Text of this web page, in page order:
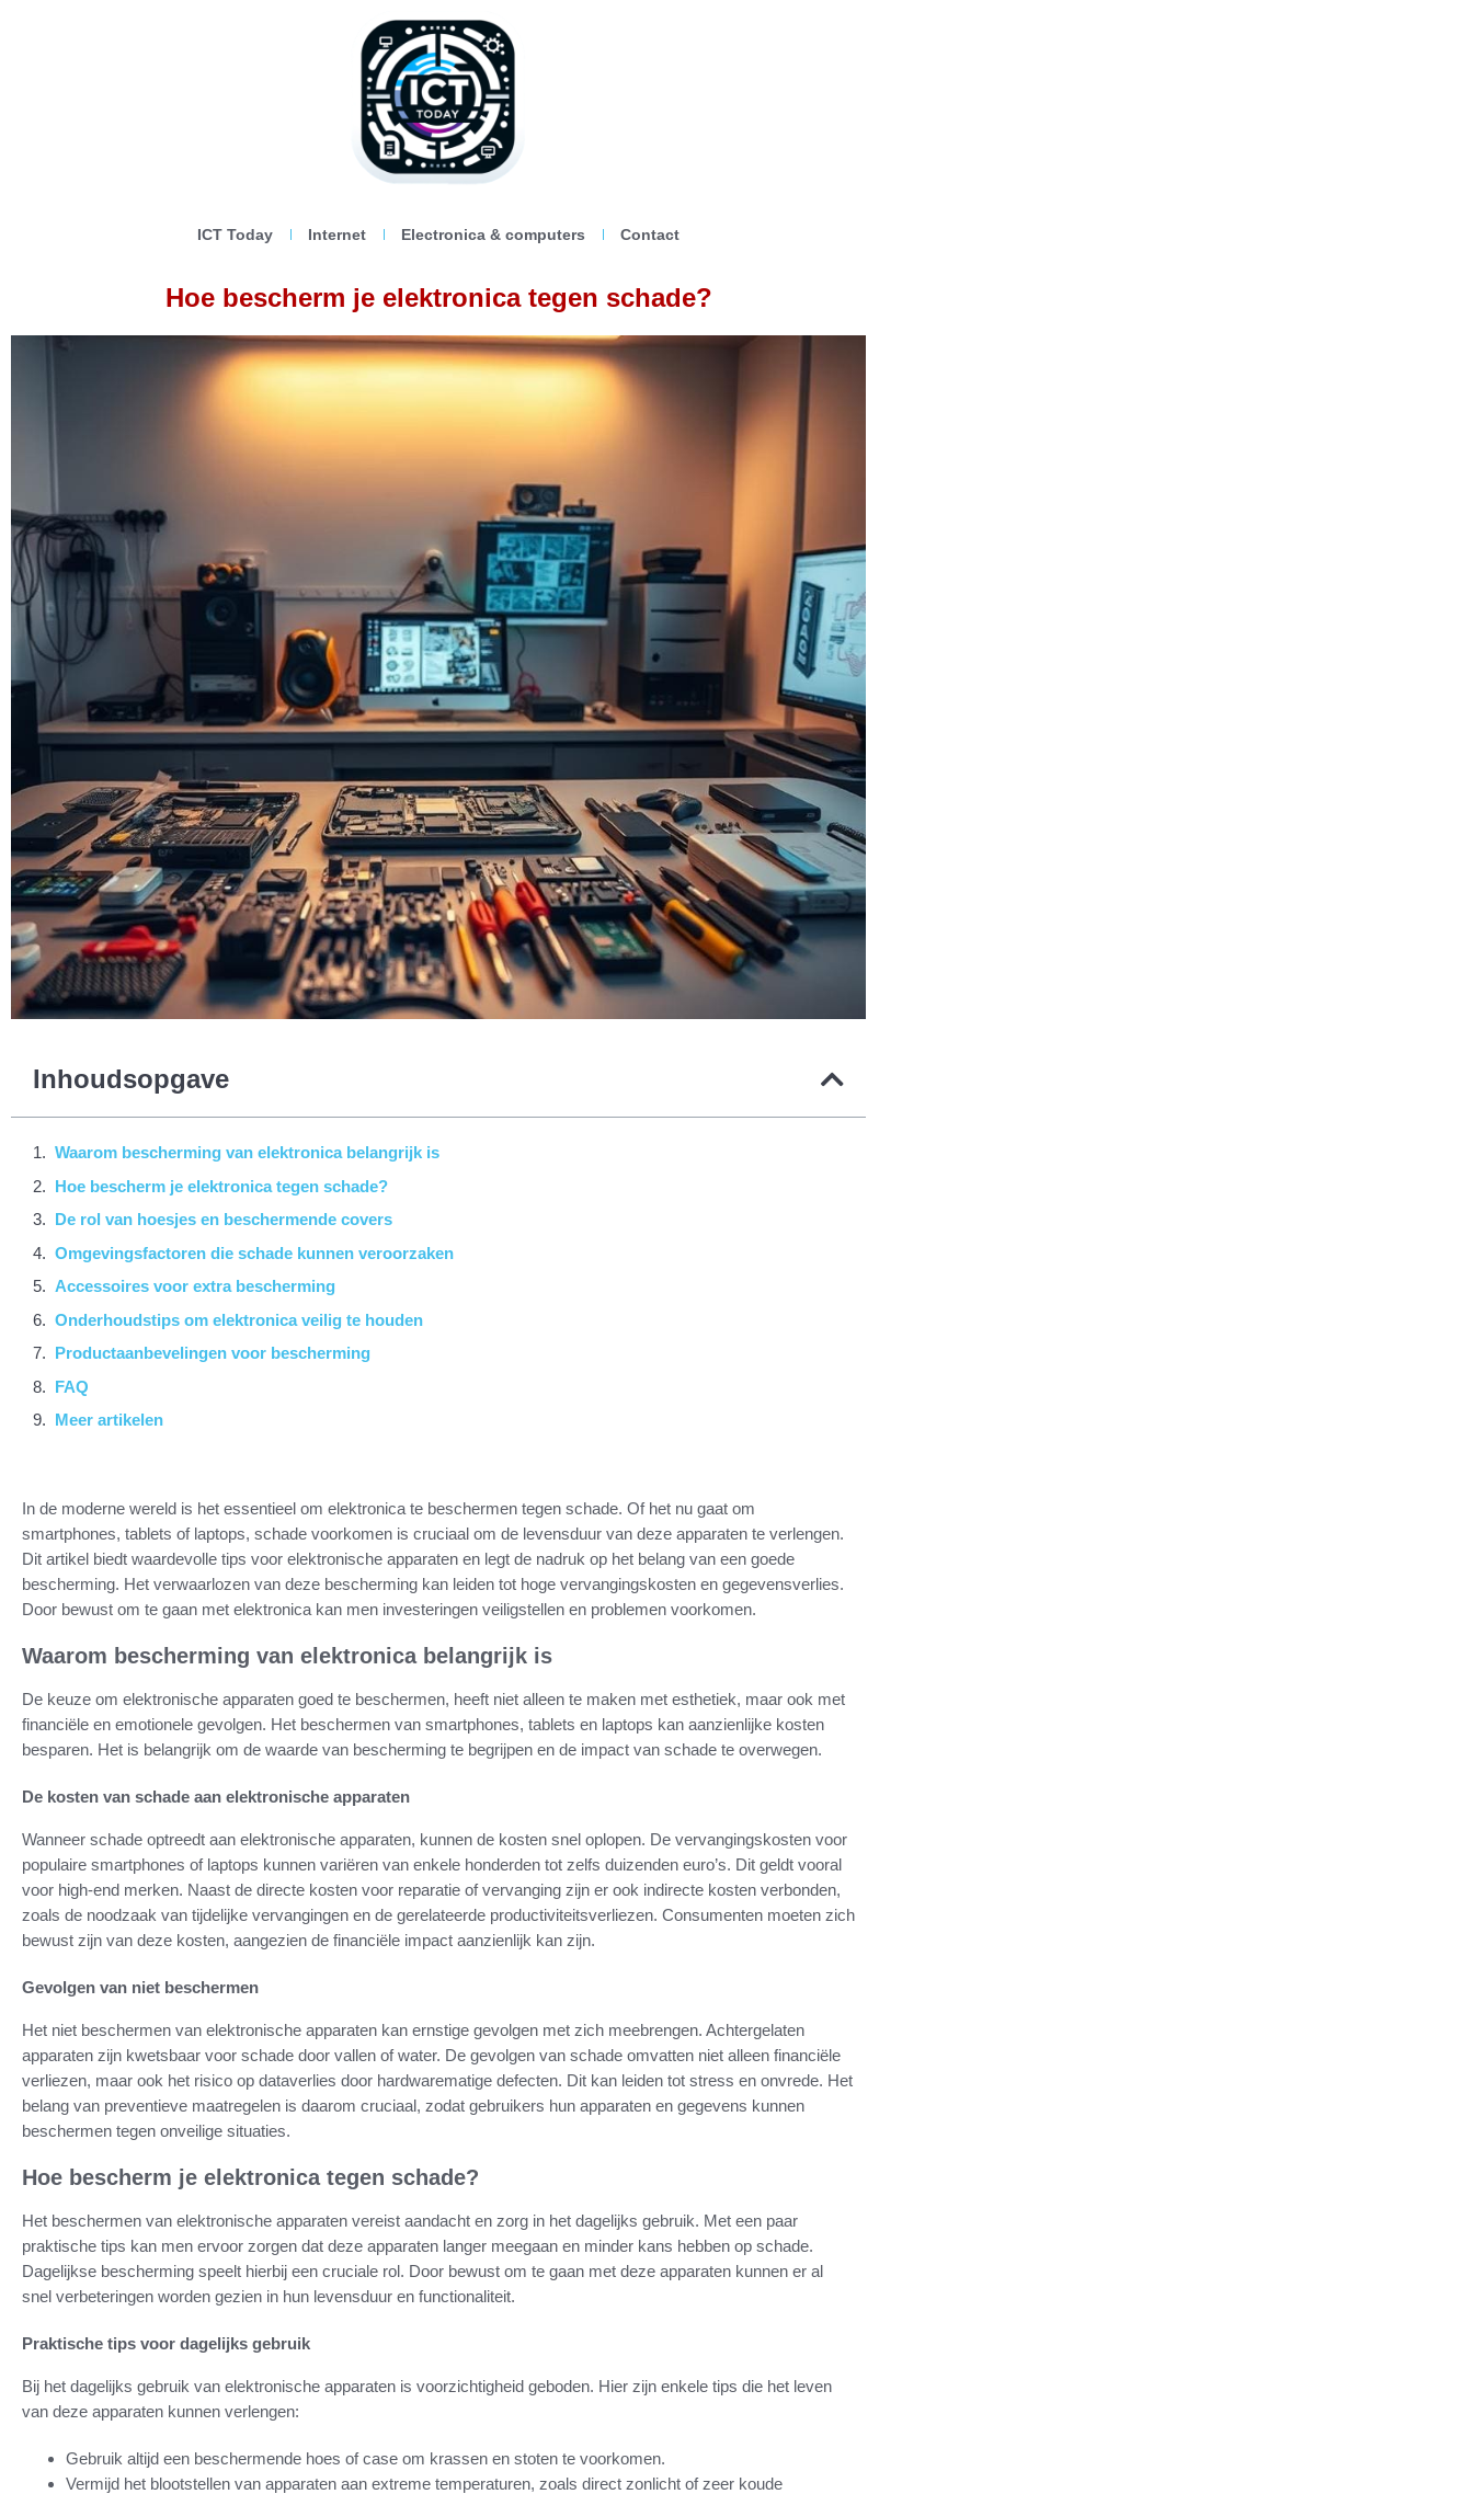
ICT Today Internet Electronica & computers Contact
Hoe bescherm je elektronica tegen schade?
Inhoudsopgave
Waarom bescherming van elektronica belangrijk is
Hoe bescherm je elektronica tegen schade?
De rol van hoesjes en beschermende covers
Omgevingsfactoren die schade kunnen veroorzaken
Accessoires voor extra bescherming
Onderhoudstips om elektronica veilig te houden
Productaanbevelingen voor bescherming
FAQ
Meer artikelen
In de moderne wereld is het essentieel om elektronica te beschermen tegen schade. Of het nu gaat om
smartphones, tablets of laptops, schade voorkomen is cruciaal om de levensduur van deze apparaten te verlengen.
Dit artikel biedt waardevolle tips voor elektronische apparaten en legt de nadruk op het belang van een goede
bescherming. Het verwaarlozen van deze bescherming kan leiden tot hoge vervangingskosten en gegevensverlies.
Door bewust om te gaan met elektronica kan men investeringen veiligstellen en problemen voorkomen.
Waarom bescherming van elektronica belangrijk is
De keuze om elektronische apparaten goed te beschermen, heeft niet alleen te maken met esthetiek, maar ook met
financiële en emotionele gevolgen. Het beschermen van smartphones, tablets en laptops kan aanzienlijke kosten
besparen. Het is belangrijk om de waarde van bescherming te begrijpen en de impact van schade te overwegen.
De kosten van schade aan elektronische apparaten
Wanneer schade optreedt aan elektronische apparaten, kunnen de kosten snel oplopen. De vervangingskosten voor
populaire smartphones of laptops kunnen variëren van enkele honderden tot zelfs duizenden euro’s. Dit geldt vooral
voor high-end merken. Naast de directe kosten voor reparatie of vervanging zijn er ook indirecte kosten verbonden,
zoals de noodzaak van tijdelijke vervangingen en de gerelateerde productiviteitsverliezen. Consumenten moeten zich
bewust zijn van deze kosten, aangezien de financiële impact aanzienlijk kan zijn.
Gevolgen van niet beschermen
Het niet beschermen van elektronische apparaten kan ernstige gevolgen met zich meebrengen. Achtergelaten
apparaten zijn kwetsbaar voor schade door vallen of water. De gevolgen van schade omvatten niet alleen financiële
verliezen, maar ook het risico op dataverlies door hardwarematige defecten. Dit kan leiden tot stress en onvrede. Het
belang van preventieve maatregelen is daarom cruciaal, zodat gebruikers hun apparaten en gegevens kunnen
beschermen tegen onveilige situaties.
Hoe bescherm je elektronica tegen schade?
Het beschermen van elektronische apparaten vereist aandacht en zorg in het dagelijks gebruik. Met een paar
praktische tips kan men ervoor zorgen dat deze apparaten langer meegaan en minder kans hebben op schade.
Dagelijkse bescherming speelt hierbij een cruciale rol. Door bewust om te gaan met deze apparaten kunnen er al
snel verbeteringen worden gezien in hun levensduur en functionaliteit.
Praktische tips voor dagelijks gebruik
Bij het dagelijks gebruik van elektronische apparaten is voorzichtigheid geboden. Hier zijn enkele tips die het leven
van deze apparaten kunnen verlengen:
Gebruik altijd een beschermende hoes of case om krassen en stoten te voorkomen.
Vermijd het blootstellen van apparaten aan extreme temperaturen, zoals direct zonlicht of zeer koude